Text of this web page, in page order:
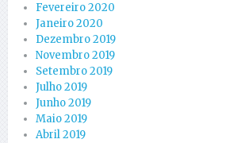
Fevereiro 2020
Janeiro 2020
Dezembro 2019
Novembro 2019
Setembro 2019
Julho 2019
Junho 2019
Maio 2019
Abril 2019